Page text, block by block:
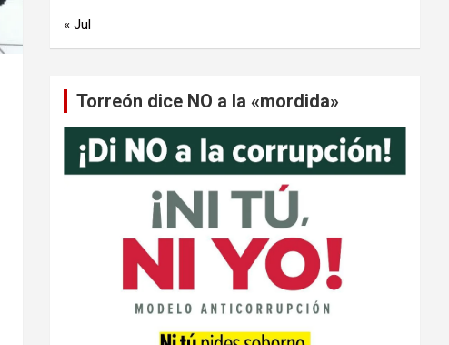
« Jul
Torreón dice NO a la «mordida»